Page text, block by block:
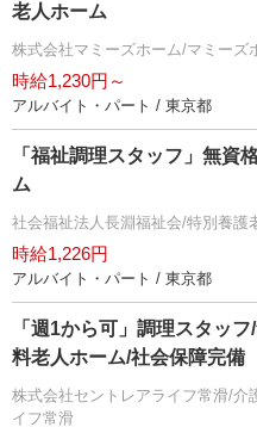
老人ホーム
株式会社マミーズホーム/マミーズ
時給1,230円～
アルバイト・パート / 東京都
「福祉調理スタッフ」無資
ム
社会福祉法人長淵福祉会/特別養護
時給1,226円
アルバイト・パート / 東京都
「週1から可」調理スタッ
料老人ホーム/社会保障完備
株式会社セントレアライフ常滑/介
イフ常滑